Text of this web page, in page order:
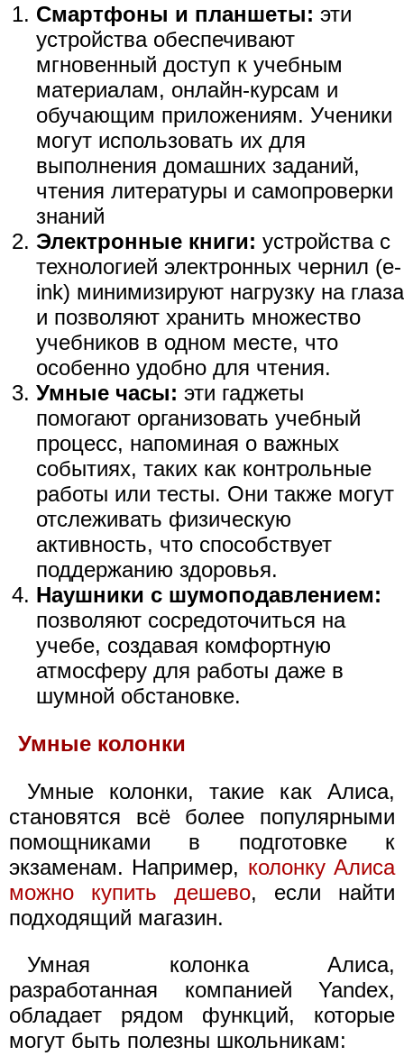
Смартфоны и планшеты: эти
устройства обеспечивают
мгновенный доступ к учебным
материалам, онлайн-курсам и
обучающим приложениям. Ученики
могут использовать их для
выполнения домашних заданий,
чтения литературы и самопроверки
знаний
Электронные книги: устройства с
технологией электронных чернил (e-
ink) минимизируют нагрузку на глаза
и позволяют хранить множество
учебников в одном месте, что
особенно удобно для чтения.
Умные часы: эти гаджеты
помогают организовать учебный
процесс, напоминая о важных
событиях, таких как контрольные
работы или тесты. Они также могут
отслеживать физическую
активность, что способствует
поддержанию здоровья.
Наушники с шумоподавлением:
позволяют сосредоточиться на
учебе, создавая комфортную
атмосферу для работы даже в
шумной обстановке.
Умные колонки
Умные колонки, такие как Алиса,
становятся всё более популярными
помощниками в подготовке к
экзаменам. Например, колонку Алиса
можно купить дешево, если найти
подходящий магазин.
Умная колонка Алиса,
разработанная компанией Yandex,
обладает рядом функций, которые
могут быть полезны школьникам: